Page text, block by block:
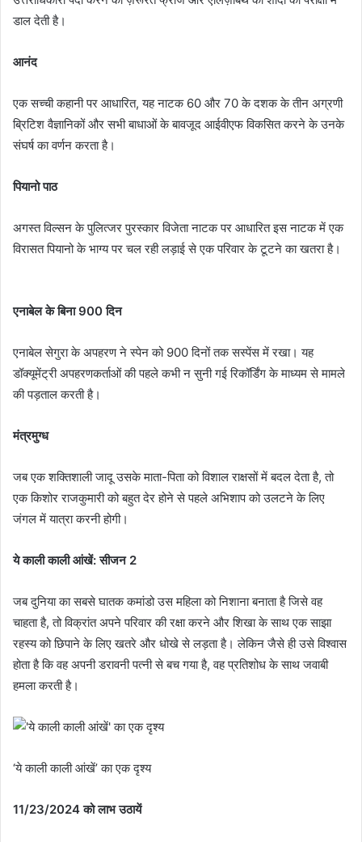
डाल देती है।
आनंद
एक सच्ची कहानी पर आधारित, यह नाटक 60 और 70 के दशक के तीन अग्रणी
ब्रिटिश वैज्ञानिकों और सभी बाधाओं के बावजूद आईवीएफ विकसित करने के उनके
संघर्ष का वर्णन करता है।
पियानो पाठ
अगस्त विल्सन के पुलित्जर पुरस्कार विजेता नाटक पर आधारित इस नाटक में एक
विरासत पियानो के भाग्य पर चल रही लड़ाई से एक परिवार के टूटने का खतरा है।
एनाबेल के बिना 900 दिन
एनाबेल सेगुरा के अपहरण ने स्पेन को 900 दिनों तक सस्पेंस में रखा। यह
डॉक्यूमेंट्री अपहरणकर्ताओं की पहले कभी न सुनी गई रिकॉर्डिंग के माध्यम से मामले
की पड़ताल करती है।
मंत्रमुग्ध
जब एक शक्तिशाली जादू उसके माता-पिता को विशाल राक्षसों में बदल देता है, तो
एक किशोर राजकुमारी को बहुत देर होने से पहले अभिशाप को उलटने के लिए
जंगल में यात्रा करनी होगी।
ये काली काली आंखें: सीजन 2
जब दुनिया का सबसे घातक कमांडो उस महिला को निशाना बनाता है जिसे वह
चाहता है, तो विक्रांत अपने परिवार की रक्षा करने और शिखा के साथ एक साझा
रहस्य को छिपाने के लिए खतरे और धोखे से लड़ता है। लेकिन जैसे ही उसे विश्वास
होता है कि वह अपनी डरावनी पत्नी से बच गया है, वह प्रतिशोध के साथ जवाबी
हमला करती है।
‘ये काली काली आंखें’ का एक दृश्य
11/23/2024 को लाभ उठायें